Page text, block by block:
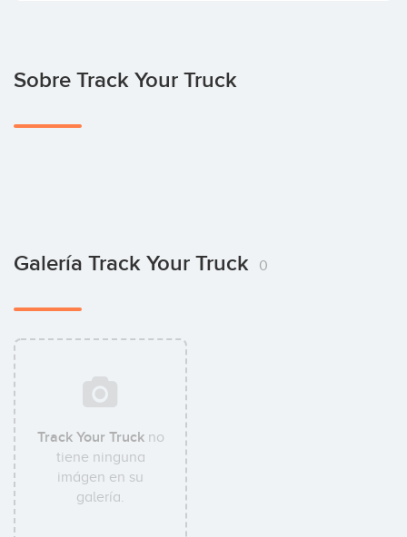
Sobre Track Your Truck
Galería Track Your Truck 0
Track Your Truckno
tiene ninguna
imágen en su
galería.